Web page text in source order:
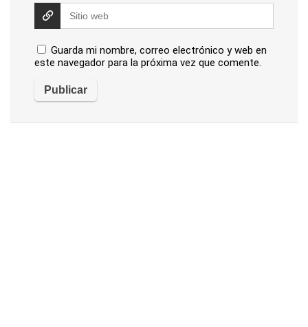
Guarda mi nombre, correo electrónico y web en
este navegador para la próxima vez que comente.